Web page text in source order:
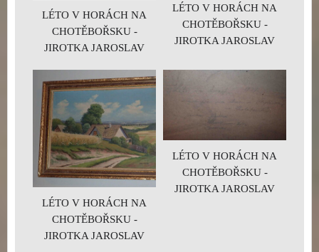
LÉTO V HORÁCH NA
CHOTĚBOŘSKU -
JIROTKA JAROSLAV
LÉTO V HORÁCH NA
CHOTĚBOŘSKU -
JIROTKA JAROSLAV
LÉTO V HORÁCH NA
CHOTĚBOŘSKU -
JIROTKA JAROSLAV
LÉTO V HORÁCH NA
CHOTĚBOŘSKU -
JIROTKA JAROSLAV